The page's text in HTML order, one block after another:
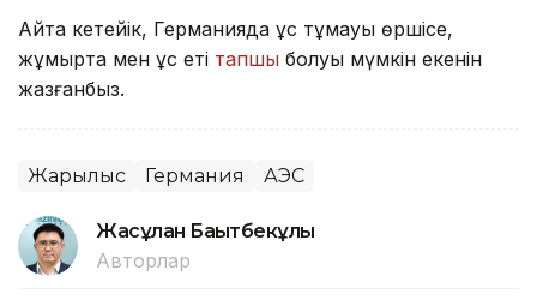
Айта кетейік, Германияда құс тұмауы өршісе,
жұмыртқа мен құс еті тапшы болуы мүмкін екенін
жазғанбыз.
Жарылыс Германия АЭС
Жасұлан Бақытбекұлы
Авторлар